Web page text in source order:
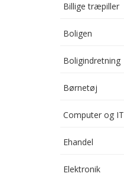
Billige træpiller
Boligen
Boligindretning
Børnetøj
Computer og IT
Ehandel
Elektronik